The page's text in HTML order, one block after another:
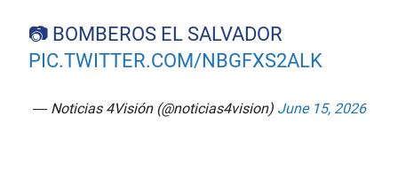
📷 BOMBEROS EL SALVADOR
PIC.TWITTER.COM/NBGFXS2ALK
— Noticias 4Visión (@noticias4vision) June 15, 2026